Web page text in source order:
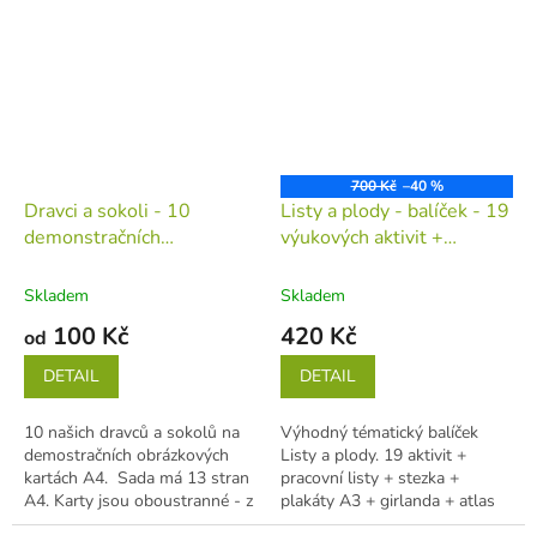
Dravci a sokoli - 10
demonstračních
(tiskovina v jednotlivých
Skladem
od 100 Kč
DETAIL
10 našich dravců a sokolů na
demostračních obrázkových
kartách A4. Sada má 13 stran
A4. Karty jsou oboustranné - z
jedné strany je obrázek...
700 Kč –40 %
Listy a plody - balíček - 19
výukových aktivit +
(tiskovina v jednotlivých
Skladem
420 Kč
DETAIL
Výhodný tématický balíček
Listy a plody. 19 aktivit +
pracovní listy + stezka +
plakáty A3 + girlanda + atlas
do kapsy Zábavné vzdělávací...